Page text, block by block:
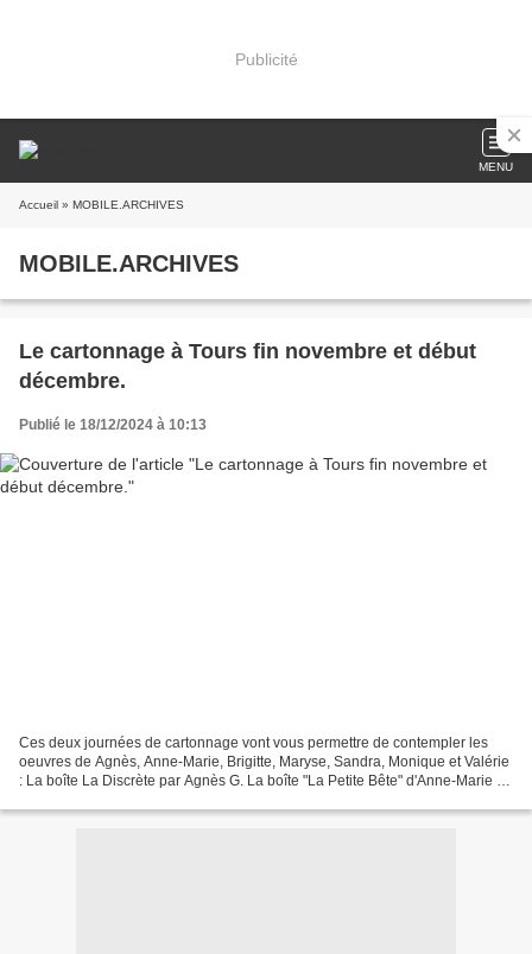
Publicité
MENU
Accueil » MOBILE.ARCHIVES
MOBILE.ARCHIVES
Le cartonnage à Tours fin novembre et début
décembre.
Publié le 18/12/2024 à 10:13
Ces deux journées de cartonnage vont vous permettre de contempler les
oeuvres de Agnès, Anne-Marie, Brigitte, Maryse, Sandra, Monique et Valérie
: La boîte La Discrète par Agnès G. La boîte "La Petite Bête" d'Anne-Marie G.